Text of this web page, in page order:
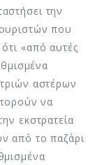
την
που
«από αυτές
αστέρων
να
εκστρατεία
από το παζάρι